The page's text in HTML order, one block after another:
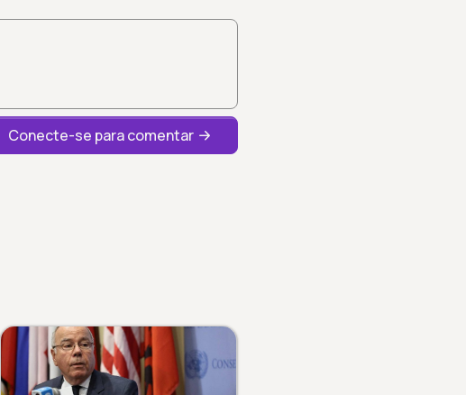
Conecte-se para comentar